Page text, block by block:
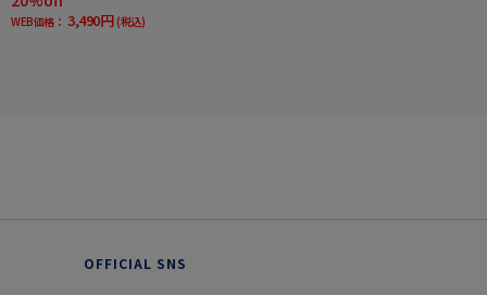
WEB価格： 3,490円 (税込)
OFFICIAL SNS